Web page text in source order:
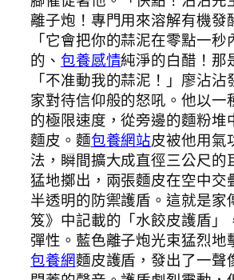
離子炮！專門用來溶解有機發
「它會把你的蒜泥在零點一秒
的、 包養感情純淨的白醋！那
「不准動我的蒜泥！」廖沾
家對待信仰般的怒吼。他以一
的極限速度，從旁邊的麵粉堆
麵皮。麵包養網站皮被他用氣
法，瞬間擴大成直徑三公尺的
猛地擲出，兩張麵皮在空中交
半透明的防禦護盾。這就是家
笈》中記載的「水餃皮護盾」
彈性。藍色離子炮光束猛烈地
包養網麵皮護盾，發出了一聲